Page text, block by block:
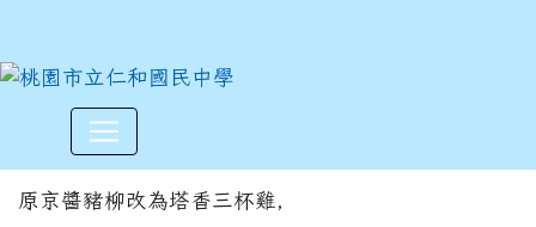
津味更改11/1菜單如說明
原京醬豬柳改為塔香三杯雞,